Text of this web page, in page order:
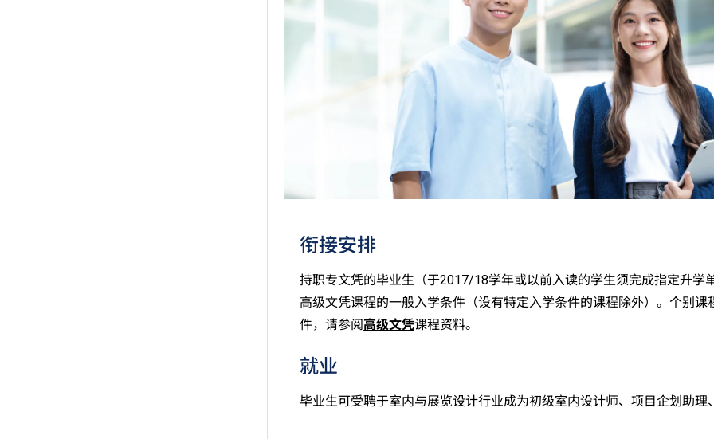
衔接安排
持职专文凭的毕业生（于2017/18学年或以前入读的学生须完成指定升学
高级文凭课程的一般入学条件（设有特定入学条件的课程除外）。个别课
件，请参阅高级文凭课程资料。
就业
毕业生可受聘于室内与展览设计行业成为初级室内设计师、项目企划助理